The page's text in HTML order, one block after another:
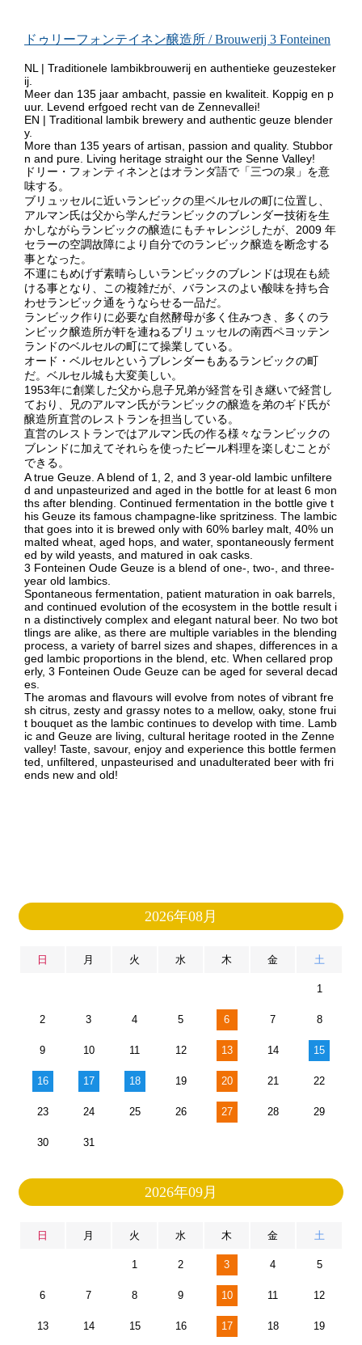
ドゥリーフォンテイネン醸造所 / Brouwerij 3 Fonteinen
NL | Traditionele lambikbrouwerij en authentieke geuzesteker
ij.
Meer dan 135 jaar ambacht, passie en kwaliteit. Koppig en p
uur. Levend erfgoed recht van de Zennevallei!
EN | Traditional lambik brewery and authentic geuze blender
y.
More than 135 years of artisan, passion and quality. Stubbor
n and pure. Living heritage straight our the Senne Valley!
ドリー・フォンティネンとはオランダ語で「三つの泉」を意
味する。
ブリュッセルに近いランビックの里ベルセルの町に位置し、
アルマン氏は父から学んだランビックのブレンダー技術を生
かしながらランビックの醸造にもチャレンジしたが、2009 年
セラーの空調故障により自分でのランビック醸造を断念する
事となった。
不運にもめげず素晴らしいランビックのブレンドは現在も続
ける事となり、この複雑だが、バランスのよい酸味を持ち合
わせランビック通をうならせる一品だ。
ランビック作りに必要な自然酵母が多く住みつき、多くのラ
ンビック醸造所が軒を連ねるブリュッセルの南西ペヨッテン
ランドのベルセルの町にて操業している。
オード・ベルセルというブレンダーもあるランビックの町
だ。ベルセル城も大変美しい。
1953年に創業した父から息子兄弟が経営を引き継いで経営し
ており、兄のアルマン氏がランビックの醸造を弟のギド氏が
醸造所直営のレストランを担当している。
直営のレストランではアルマン氏の作る様々なランビックの
ブレンドに加えてそれらを使ったビール料理を楽しむことが
できる。
A true Geuze. A blend of 1, 2, and 3 year-old lambic unfiltere
d and unpasteurized and aged in the bottle for at least 6 mon
ths after blending. Continued fermentation in the bottle give t
his Geuze its famous champagne-like spritziness. The lambic
that goes into it is brewed only with 60% barley malt, 40% un
malted wheat, aged hops, and water, spontaneously ferment
ed by wild yeasts, and matured in oak casks.
3 Fonteinen Oude Geuze is a blend of one-, two-, and three-
year old lambics.
Spontaneous fermentation, patient maturation in oak barrels,
and continued evolution of the ecosystem in the bottle result i
n a distinctively complex and elegant natural beer. No two bot
tlings are alike, as there are multiple variables in the blending
process, a variety of barrel sizes and shapes, differences in a
ged lambic proportions in the blend, etc. When cellared prop
erly, 3 Fonteinen Oude Geuze can be aged for several decad
es.
The aromas and flavours will evolve from notes of vibrant fre
sh citrus, zesty and grassy notes to a mellow, oaky, stone frui
t bouquet as the lambic continues to develop with time. Lamb
ic and Geuze are living, cultural heritage rooted in the Zenne
valley! Taste, savour, enjoy and experience this bottle fermen
ted, unfiltered, unpasteurised and unadulterated beer with fri
ends new and old!
2026年08月
日 月 火 水 木 金 土
1
2 3 4 5 6 7 8
9 10 11 12 13 14 15
16 17 18 19 20 21 22
23 24 25 26 27 28 29
30 31
2026年09月
日 月 火 水 木 金 土
1 2 3 4 5
6 7 8 9 10 11 12
13 14 15 16 17 18 19